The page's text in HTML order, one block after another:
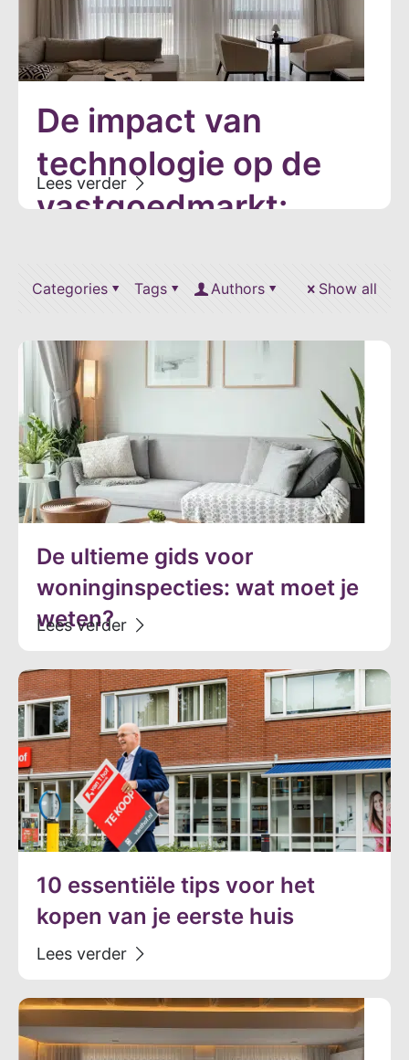
De impact van
technologie op de
vastgoedmarkt:
Categories Tags Authors Show all
De ultieme gids voor
woninginspecties: wat moet je
weten?
10 essentiële tips voor het
kopen van je eerste huis